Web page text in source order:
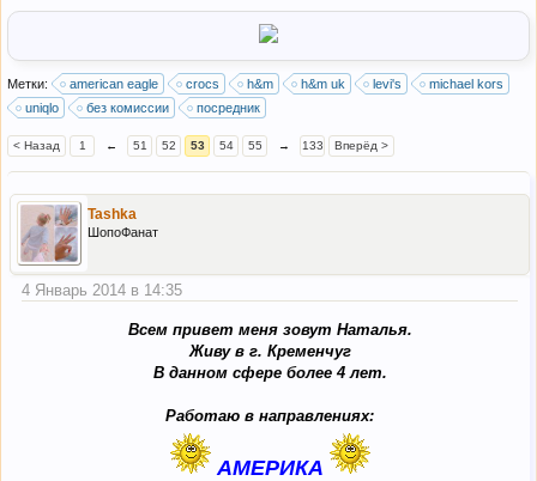
Метки: american eagle crocs h&m h&m uk levi's
michael kors
uniqlo
без комиссии посредник
< Назад 1 ← 51 52 53 54 55 → 133 Вперёд >
Tashka
ШопоФанат
4 Январь 2014 в 14:35
Всем привет меня зовут Наталья.
Живу в г. Кременчуг
В данном сфере более 4 лет.
Работаю в направлениях:
АМЕРИКА